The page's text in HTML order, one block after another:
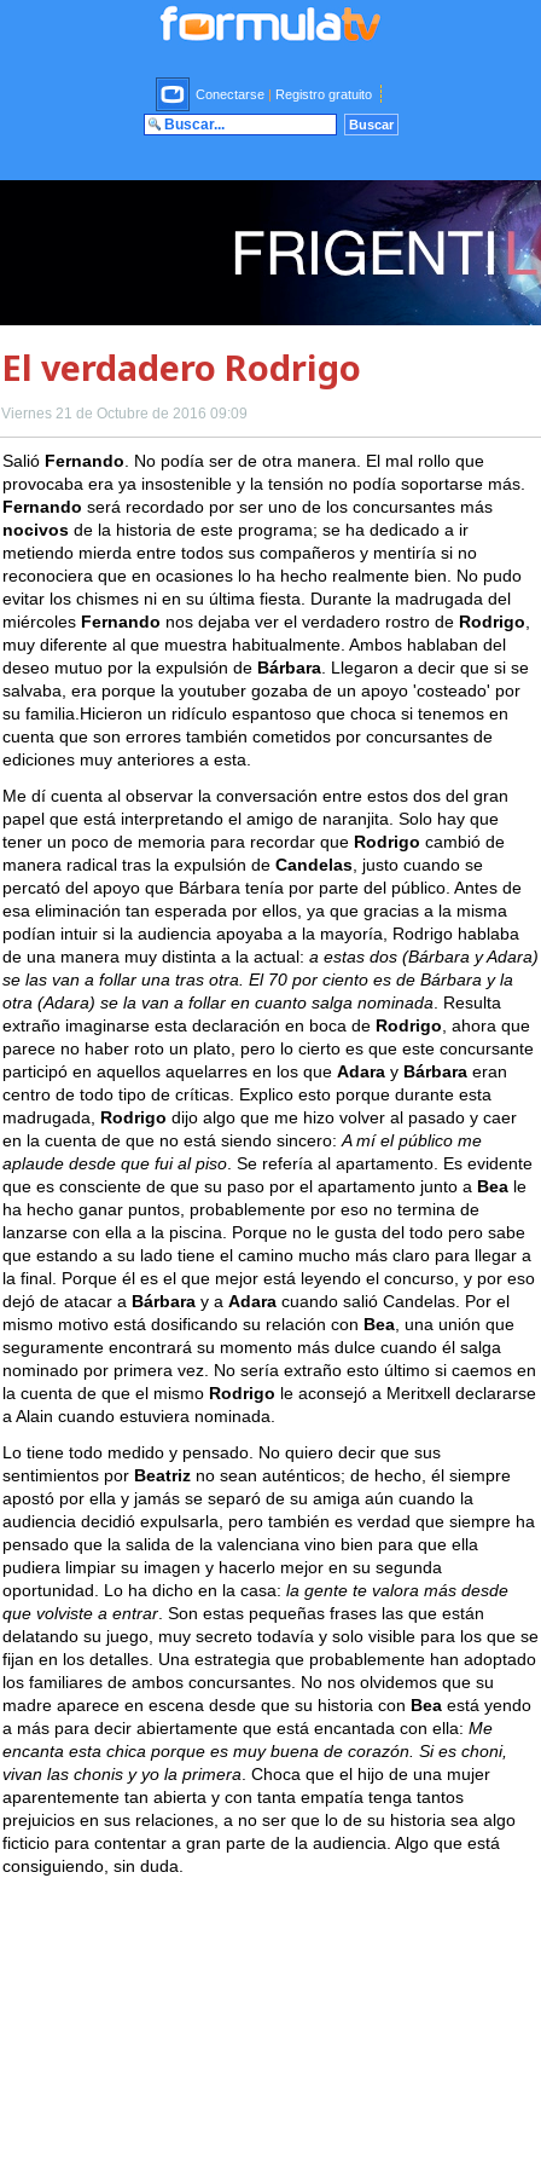
Conectarse | Registro gratuito
El verdadero Rodrigo
Viernes 21 de Octubre de 2016 09:09
Salió Fernando . No podía ser de otra manera. El mal rollo que
provocaba era ya insostenible y la tensión no podía soportarse más.
Fernando será recordado por ser uno de los concursantes más
nocivos de la historia de este programa; se ha dedicado a ir
metiendo mierda entre todos sus compañeros y mentiría si no
reconociera que en ocasiones lo ha hecho realmente bien. No pudo
evitar los chismes ni en su última fiesta. Durante la madrugada del
miércoles Fernando nos dejaba ver el verdadero rostro de Rodrigo
muy diferente al que muestra habitualmente. Ambos hablaban del
deseo mutuo por la expulsión de Bárbara . Llegaron a decir que si se
salvaba, era porque la youtuber gozaba de un apoyo 'costeado' por
su familia.Hicieron un ridículo espantoso que choca si tenemos en
cuenta que son errores también cometidos por concursantes de
ediciones muy anteriores a esta.
Me dí cuenta al observar la conversación entre estos dos del gran
papel que está interpretando el amigo de naranjita. Solo hay que
tener un poco de memoria para recordar que Rodrigo cambió de
manera radical tras la expulsión de Candelas , justo cuando se
percató del apoyo que Bárbara tenía por parte del público. Antes de
esa eliminación tan esperada por ellos, ya que gracias a la misma
podían intuir si la audiencia apoyaba a la mayoría, Rodrigo hablaba
de una manera muy distinta a la actual: a estas dos (Bárbara y Adara)
se las van a follar una tras otra. El 70 por ciento es de Bárbara y la
otra (Adara) se la van a follar en cuanto salga nominada . Resulta
extraño imaginarse esta declaración en boca de Rodrigo , ahora que
parece no haber roto un plato, pero lo cierto es que este concursante
participó en aquellos aquelarres en los que Adara y Bárbara eran
centro de todo tipo de críticas. Explico esto porque durante esta
madrugada, Rodrigo dijo algo que me hizo volver al pasado y caer
en la cuenta de que no está siendo sincero: A mí el público me
aplaude desde que fui al piso . Se refería al apartamento. Es evidente
que es consciente de que su paso por el apartamento junto a Bea le
ha hecho ganar puntos, probablemente por eso no termina de
lanzarse con ella a la piscina. Porque no le gusta del todo pero sabe
que estando a su lado tiene el camino mucho más claro para llegar a
la final. Porque él es el que mejor está leyendo el concurso, y por eso
dejó de atacar a Bárbara y a Adara cuando salió Candelas. Por el
mismo motivo está dosificando su relación con Bea , una unión que
seguramente encontrará su momento más dulce cuando él salga
nominado por primera vez. No sería extraño esto último si caemos en
la cuenta de que el mismo Rodrigo le aconsejó a Meritxell declararse
a Alain cuando estuviera nominada.
Lo tiene todo medido y pensado. No quiero decir que sus
sentimientos por Beatriz no sean auténticos; de hecho, él siempre
apostó por ella y jamás se separó de su amiga aún cuando la
audiencia decidió expulsarla, pero también es verdad que siempre ha
pensado que la salida de la valenciana vino bien para que ella
pudiera limpiar su imagen y hacerlo mejor en su segunda
oportunidad. Lo ha dicho en la casa: la gente te valora más desde
que volviste a entrar . Son estas pequeñas frases las que están
delatando su juego, muy secreto todavía y solo visible para los que se
fijan en los detalles. Una estrategia que probablemente han adoptado
los familiares de ambos concursantes. No nos olvidemos que su
madre aparece en escena desde que su historia con Bea está yendo
a más para decir abiertamente que está encantada con ella: Me
encanta esta chica porque es muy buena de corazón. Si es choni,
vivan las chonis y yo la primera . Choca que el hijo de una mujer
aparentemente tan abierta y con tanta empatía tenga tantos
prejuicios en sus relaciones, a no ser que lo de su historia sea algo
ficticio para contentar a gran parte de la audiencia. Algo que está
consiguiendo, sin duda.